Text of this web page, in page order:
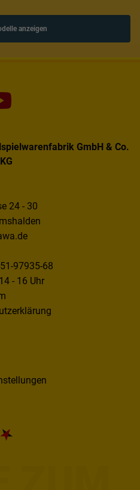
anzeigen
GmbH & Co.
KG
24 - 30
97935-68
- 16 Uhr